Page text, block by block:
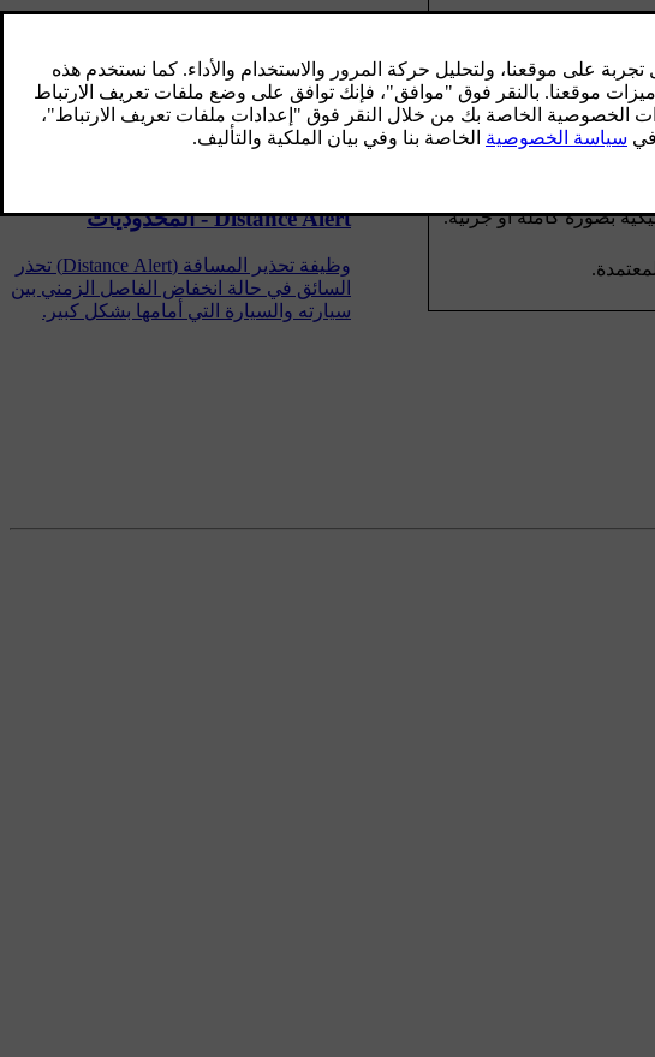
هطول أمطار غزيرة أو
بصورة كاملة أو جزئية.
تحذير المسافة
وظيفة تحذير المسافة (Distance Alert) تحذر
السائق في حالة انخفاض الفاصل الزمني بين
سيارته والسيارة التي أمامها بشكل كبير.
Distance Alert - المحدوديات
وظيفة تحذير المسافة (Distance Alert) تحذر
السائق في حالة انخفاض الفاصل الزمني بين
سيارته والسيارة التي أمامها بشكل كبير.